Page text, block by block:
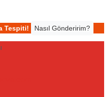
Tespiti! Nasıl Gönderirim?